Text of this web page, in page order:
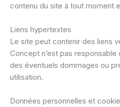
contenu du site à tout moment
Liens hypertextes
Le site peut contenir des liens
Concept n’est pas
des éventuels dommages ou
utilisation.
Données personnelles et